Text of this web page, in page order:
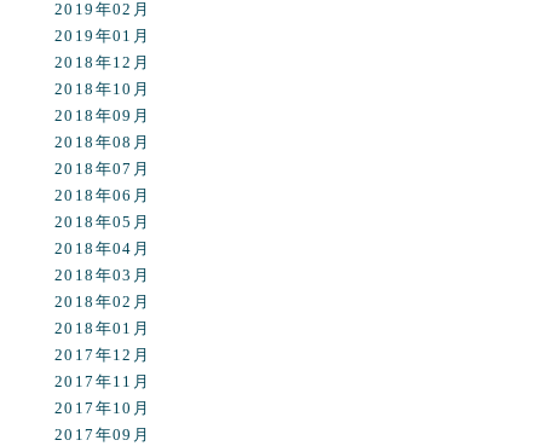
2019年02月
2019年01月
2018年12月
2018年10月
2018年09月
2018年08月
2018年07月
2018年06月
2018年05月
2018年04月
2018年03月
2018年02月
2018年01月
2017年12月
2017年11月
2017年10月
2017年09月